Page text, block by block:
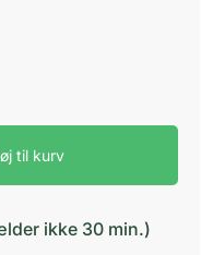
til kurv
ikke 30 min.)